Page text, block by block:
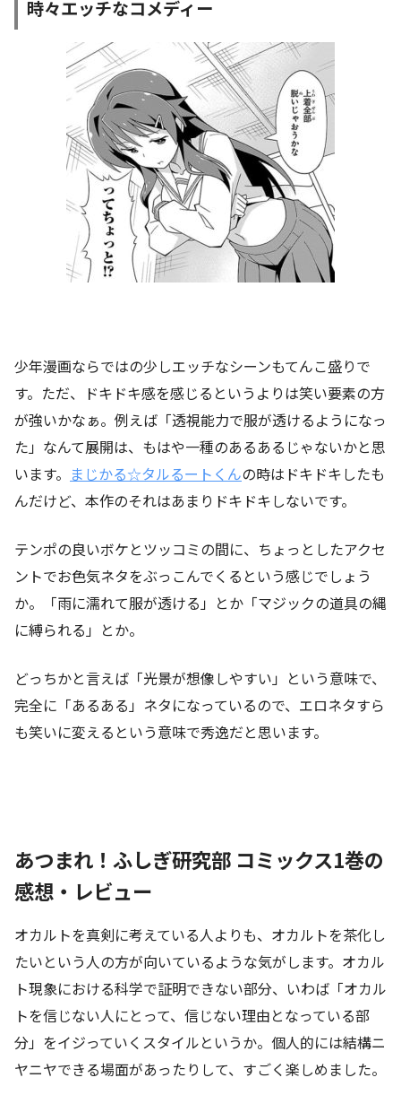
時々エッチなコメディー
少年漫画ならではの少しエッチなシーンもてんこ盛りで
す。ただ、ドキドキ感を感じるというよりは笑い要素の方
が強いかなぁ。例えば「透視能力で服が透けるようになっ
た」なんて展開は、もはや一種のあるあるじゃないかと思
います。 まじかる☆タルるートくんの時はドキドキしたも
んだけど、本作のそれはあまりドキドキしないです。
テンポの良いボケとツッコミの間に、ちょっとしたアクセ
ントでお色気ネタをぶっこんでくるという感じでしょう
か。「雨に濡れて服が透ける」とか「マジックの道具の縄
に縛られる」とか。
どっちかと言えば「光景が想像しやすい」という意味で、
完全に「あるある」ネタになっているので、エロネタすら
も笑いに変えるという意味で秀逸だと思います。
あつまれ！ふしぎ研究部 コミックス1巻の
感想・レビュー
オカルトを真剣に考えている人よりも、オカルトを茶化し
たいという人の方が向いているような気がします。オカル
ト現象における科学で証明できない部分、いわば「オカル
トを信じない人にとって、信じない理由となっている部
分」をイジっていくスタイルというか。個人的には結構ニ
ヤニヤできる場面があったりして、すごく楽しめました。